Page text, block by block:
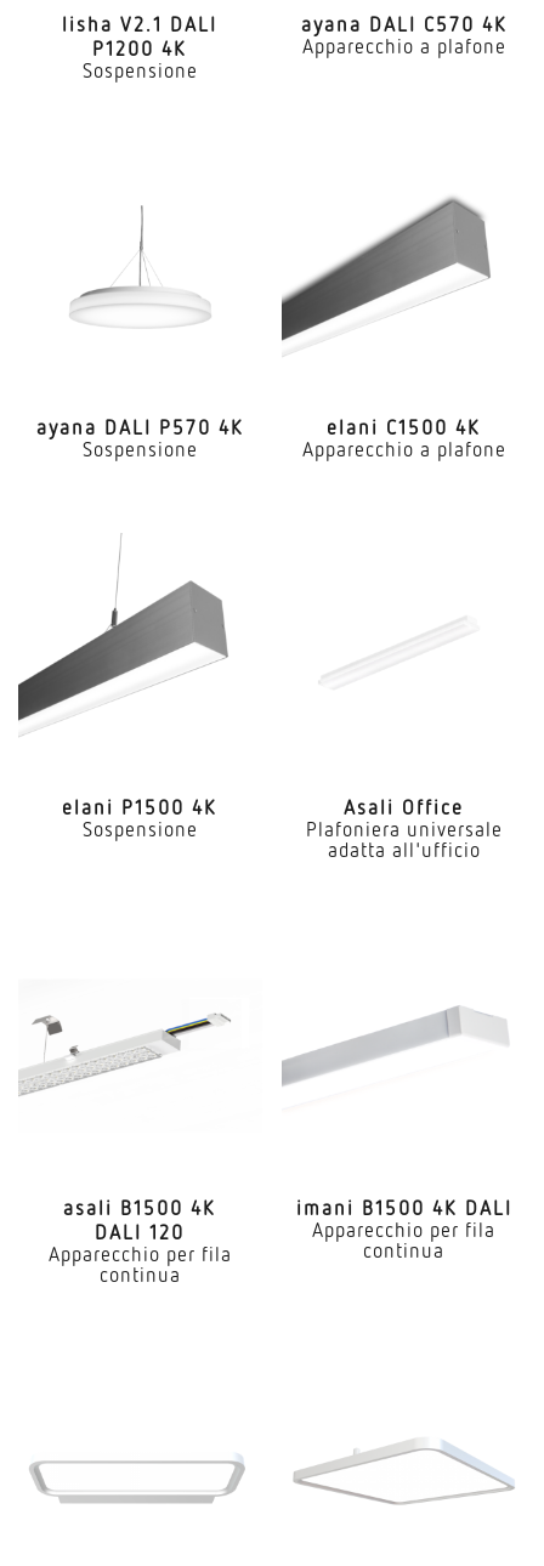
lisha V2.1 DALI
P1200 4K
Sospensione
ayana DALI C570 4K
Apparecchio a plafone
ayana DALI P570 4K
Sospensione
elani C1500 4K
Apparecchio a plafone
elani P1500 4K
Sospensione
Asali Office
Plafoniera universale
adatta all'ufficio
asali B1500 4K
DALI 120
Apparecchio per fila
continua
imani B1500 4K DALI
Apparecchio per fila
continua